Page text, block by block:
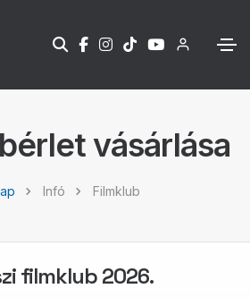
vásárlása
Infó Filmklub
filmklub 2026.